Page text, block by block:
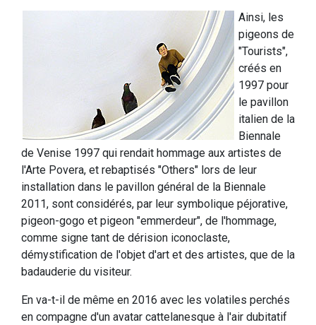
Ainsi, les
pigeons de
"Tourists",
créés en
1997 pour
le pavillon
italien de la
Biennale
de Venise 1997 qui rendait hommage aux artistes de
l'Arte Povera, et rebaptisés "Others" lors de leur
installation dans le pavillon général de la Biennale
2011, sont considérés, par leur symbolique péjorative,
pigeon-gogo et pigeon "emmerdeur", de l'hommage,
comme signe tant de dérision iconoclaste,
démystification de l'objet d'art et des artistes, que de la
badauderie du visiteur.
En va-t-il de même en 2016 avec les volatiles perchés
en compagne d'un avatar cattelanesque à l'air dubitatif